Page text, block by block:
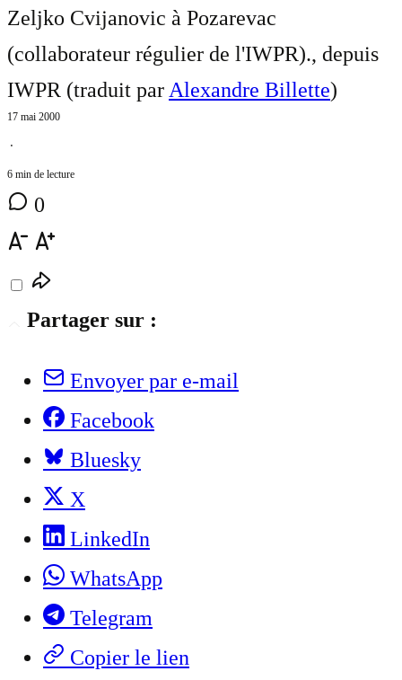
Zeljko Cvijanovic à Pozarevac
(collaborateur régulier de l'IWPR)., depuis
IWPR (traduit parAlexandre Billette)
17 mai 2000
⋅
6 min de lecture
0
Partager sur :
Envoyer par e-mail
Facebook
Bluesky
X
LinkedIn
WhatsApp
Telegram
Copier le lien